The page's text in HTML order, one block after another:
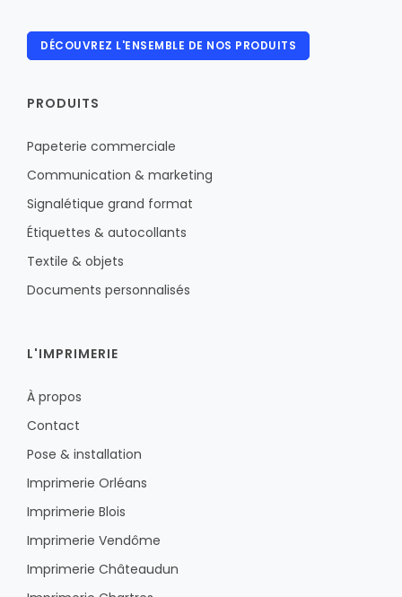
DÉCOUVREZ L'ENSEMBLE DE NOS PRODUITS
PRODUITS
Papeterie commerciale
Communication & marketing
Signalétique grand format
Étiquettes & autocollants
Textile & objets
Documents personnalisés
L'IMPRIMERIE
À propos
Contact
Pose & installation
Imprimerie Orléans
Imprimerie Blois
Imprimerie Vendôme
Imprimerie Châteaudun